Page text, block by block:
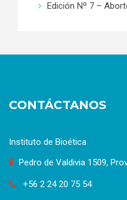
Edición Nº 7 –
CONTÁCTANOS
Instituto de Bioética
Pedro de Valdivia 1509,
+56 2 24 20 75 54